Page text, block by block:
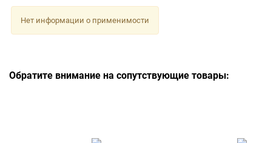
Нет информации о применимости
Обратите внимание на сопутствующие товары: